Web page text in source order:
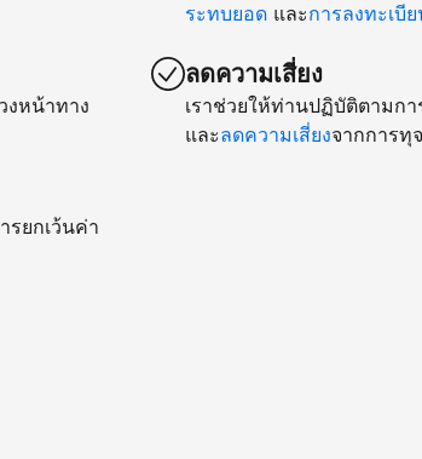
งหน้าทาง
ยกเว้นค่า
ระทบยอด และการลงทะเบี
ลดความเสี่ยง
เราช่วยให้ท่านปฏิบัติตามก
และลดความเสี่ยงจากการทุ